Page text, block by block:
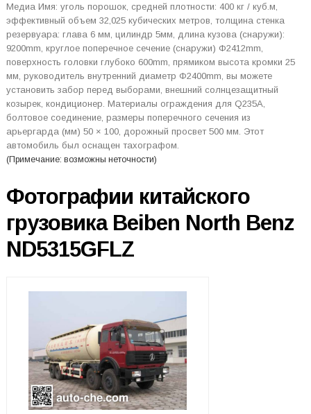
Медиа Имя: уголь порошок, средней плотности: 400 кг / куб.м,
эффективный объем 32,025 кубических метров, толщина стенка
резервуара: глава 6 мм, цилиндр 5мм, длина кузова (снаружи):
9200mm, круглое поперечное сечение (снаружи) Φ2412mm,
поверхность головки глубоко 600mm, прямиком высота кромки 25
мм, руководитель внутренний диаметр Φ2400mm, вы можете
установить забор перед выборами, внешний солнцезащитный
козырек, кондиционер. Материалы ограждения для Q235A,
болтовое соединение, размеры поперечного сечения из
арьергарда (мм) 50 × 100, дорожный просвет 500 мм. Этот
автомобиль был оснащен тахографом.
(Примечание: возможны неточности)
Фотографии китайского
грузовика Beiben North Benz
ND5315GFLZ